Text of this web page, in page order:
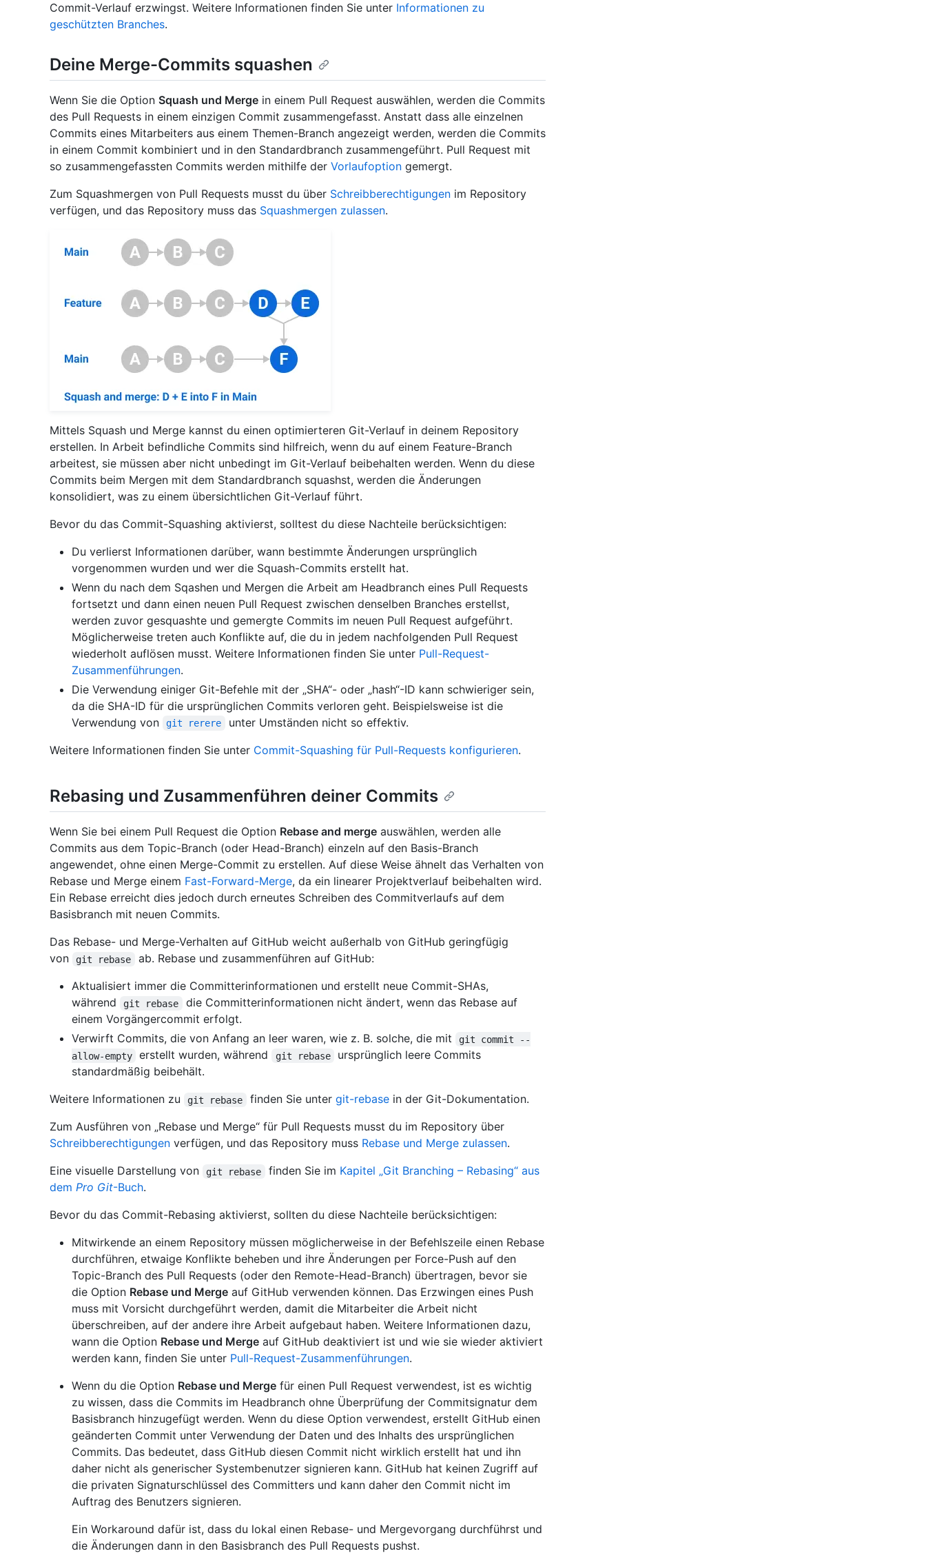
Commit-Verlauf erzwingst. Weitere Informationen finden Sie unter Informationen zu
geschützten Branches.
Deine Merge-Commits squashen
Wenn Sie die Option Squash und Merge in einem Pull Request auswählen, werden die Commits
des Pull Requests in einem einzigen Commit zusammengefasst. Anstatt dass alle einzelnen
Commits eines Mitarbeiters aus einem Themen-Branch angezeigt werden, werden die Commits
in einem Commit kombiniert und in den Standardbranch zusammengeführt. Pull Request mit
so zusammengefassten Commits werden mithilfe der Vorlaufoption gemergt.
Zum Squashmergen von Pull Requests musst du über Schreibberechtigungen im Repository
verfügen, und das Repository muss das Squashmergen zulassen.
Mittels Squash und Merge kannst du einen optimierteren Git-Verlauf in deinem Repository
erstellen. In Arbeit befindliche Commits sind hilfreich, wenn du auf einem Feature-Branch
arbeitest, sie müssen aber nicht unbedingt im Git-Verlauf beibehalten werden. Wenn du diese
Commits beim Mergen mit dem Standardbranch squashst, werden die Änderungen
konsolidiert, was zu einem übersichtlichen Git-Verlauf führt.
Bevor du das Commit-Squashing aktivierst, solltest du diese Nachteile berücksichtigen:
Du verlierst Informationen darüber, wann bestimmte Änderungen ursprünglich
vorgenommen wurden und wer die Squash-Commits erstellt hat.
Wenn du nach dem Sqashen und Mergen die Arbeit am Headbranch eines Pull Requests
fortsetzt und dann einen neuen Pull Request zwischen denselben Branches erstellst,
werden zuvor gesquashte und gemergte Commits im neuen Pull Request aufgeführt.
Möglicherweise treten auch Konflikte auf, die du in jedem nachfolgenden Pull Request
wiederholt auflösen musst. Weitere Informationen finden Sie unter Pull-Request-
Zusammenführungen.
Die Verwendung einiger Git-Befehle mit der „SHA“- oder „hash“-ID kann schwieriger sein,
da die SHA-ID für die ursprünglichen Commits verloren geht. Beispielsweise ist die
Verwendung von
git rerere
unter Umständen nicht so effektiv.
Weitere Informationen finden Sie unter Commit-Squashing für Pull-Requests konfigurieren.
Rebasing und Zusammenführen deiner Commits
Wenn Sie bei einem Pull Request die Option Rebase and merge auswählen, werden alle
Commits aus dem Topic-Branch (oder Head-Branch) einzeln auf den Basis-Branch
angewendet, ohne einen Merge-Commit zu erstellen. Auf diese Weise ähnelt das Verhalten von
Rebase und Merge einem Fast-Forward-Merge, da ein linearer Projektverlauf beibehalten wird.
Ein Rebase erreicht dies jedoch durch erneutes Schreiben des Commitverlaufs auf dem
Basisbranch mit neuen Commits.
Das Rebase- und Merge-Verhalten auf GitHub weicht außerhalb von GitHub geringfügig
von
git rebase
ab. Rebase und zusammenführen auf GitHub:
Aktualisiert immer die Committerinformationen und erstellt neue Commit-SHAs,
während
git rebase
die Committerinformationen nicht ändert, wenn das Rebase auf
einem Vorgängercommit erfolgt.
Verwirft Commits, die von Anfang an leer waren, wie z. B. solche, die mit
git commit --
allow-empty
erstellt wurden, während git rebase
ursprünglich leere Commits
standardmäßig beibehält.
Weitere Informationen zu
git rebase finden Sie unter git-rebasein der Git-Dokumentation.
Zum Ausführen von „Rebase und Merge“ für Pull Requests musst du im Repository über
Schreibberechtigungen verfügen, und das Repository muss Rebase und Merge zulassen.
Eine visuelle Darstellung von
git rebase finden Sie im Kapitel „Git Branching – Rebasing“ aus
dem Pro Git-Buch.
Bevor du das Commit-Rebasing aktivierst, sollten du diese Nachteile berücksichtigen:
Mitwirkende an einem Repository müssen möglicherweise in der Befehlszeile einen Rebase
durchführen, etwaige Konflikte beheben und ihre Änderungen per Force-Push auf den
Topic-Branch des Pull Requests (oder den Remote-Head-Branch) übertragen, bevor sie
die Option Rebase und Merge auf GitHub verwenden können. Das Erzwingen eines Push
muss mit Vorsicht durchgeführt werden, damit die Mitarbeiter die Arbeit nicht
überschreiben, auf der andere ihre Arbeit aufgebaut haben. Weitere Informationen dazu,
wann die Option Rebase und Merge auf GitHub deaktiviert ist und wie sie wieder aktiviert
werden kann, finden Sie unter Pull-Request-Zusammenführungen.
Wenn du die Option Rebase und Merge für einen Pull Request verwendest, ist es wichtig
zu wissen, dass die Commits im Headbranch ohne Überprüfung der Commitsignatur dem
Basisbranch hinzugefügt werden. Wenn du diese Option verwendest, erstellt GitHub einen
geänderten Commit unter Verwendung der Daten und des Inhalts des ursprünglichen
Commits. Das bedeutet, dass GitHub diesen Commit nicht wirklich erstellt hat und ihn
daher nicht als generischer Systembenutzer signieren kann. GitHub hat keinen Zugriff auf
die privaten Signaturschlüssel des Committers und kann daher den Commit nicht im
Auftrag des Benutzers signieren.
Ein Workaround dafür ist, dass du lokal einen Rebase- und Mergevorgang durchführst und
die Änderungen dann in den Basisbranch des Pull Requests pushst.